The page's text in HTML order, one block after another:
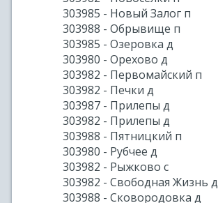
303985 - Новый Залог п
303988 - Обрывище п
303985 - Озеровка д
303980 - Орехово д
303982 - Первомайский п
303982 - Печки д
303987 - Прилепы д
303982 - Прилепы д
303988 - Пятницкий п
303980 - Рубчее д
303982 - Рыжково с
303982 - Свободная Жизнь д
303988 - Сковородовка д